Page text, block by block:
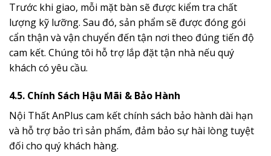
Trước khi giao, mỗi mặt bàn sẽ được kiểm tra chất
lượng kỹ lưỡng. Sau đó, sản phẩm sẽ được đóng gói
cẩn thận và vận chuyển đến tận nơi theo đúng tiến độ
cam kết. Chúng tôi hỗ trợ lắp đặt tận nhà nếu quý
khách có yêu cầu.
4.5. Chính Sách Hậu Mãi & Bảo Hành
Nội Thất AnPlus cam kết chính sách bảo hành dài hạn
và hỗ trợ bảo trì sản phẩm, đảm bảo sự hài lòng tuyệt
đối cho quý khách hàng.